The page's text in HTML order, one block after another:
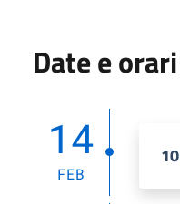
Date e orari
14
FEB